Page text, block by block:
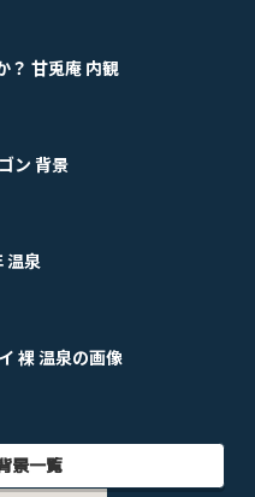
？ 甘兎庵 内観
ン 背景
温泉
裸 温泉の画像
景一覧